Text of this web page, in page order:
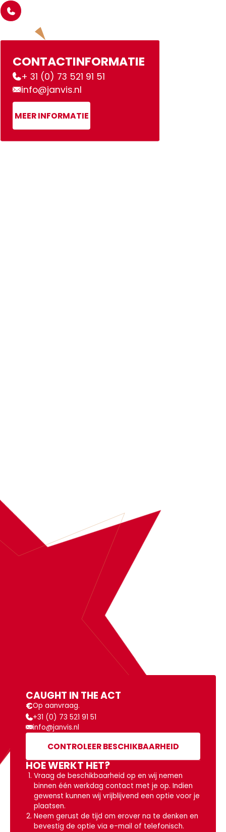
CONTACTINFORMATIE
+ 31 (0) 73 521 91 51
info@janvis.nl
MEER INFORMATIE
CAUGHT IN THE ACT
CAUGHT IN THE ACT
€Op aanvraag.
+31 (0) 73 521 91 51
info@janvis.nl
CONTROLEER BESCHIKBAARHEID
HOE WERKT HET?
Vraag de beschikbaarheid op en wij nemen
binnen één werkdag contact met je op. Indien
gewenst kunnen wij vrijblijvend een optie voor je
plaatsen.
Neem gerust de tijd om erover na te denken en
bevestig de optie via e-mail of telefonisch.